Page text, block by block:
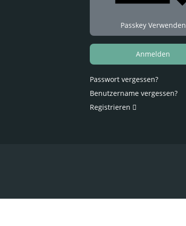
Passkey Verwenden
Anmelden
Passwort vergessen?
Benutzername vergessen?
Registrieren